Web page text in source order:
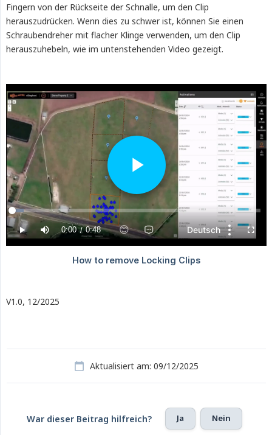
Fingern von der Rückseite der Schnalle, um den Clip
herauszudrücken. Wenn dies zu schwer ist, können Sie einen
Schraubendreher mit flacher Klinge verwenden, um den Clip
herauszuhebeln, wie im untenstehenden Video gezeigt.
V1.0, 12/2025
Aktualisiert am: 09/12/2025
War dieser Beitrag hilfreich? Ja Nein